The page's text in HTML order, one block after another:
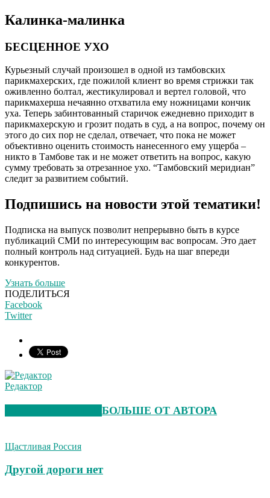
Калинка-малинка
БЕСЦЕННОЕ УХО
Курьезный случай произошел в одной из тамбовских
парикмахерских, где пожилой клиент во время стрижки так
оживленно болтал, жестикулировал и вертел головой, что
парикмахерша нечаянно отхватила ему ножницами кончик
уха. Теперь забинтованный старичок ежедневно приходит в
парикмахерскую и грозит подать в суд, а на вопрос, почему он
этого до сих пор не сделал, отвечает, что пока не может
объективно оценить стоимость нанесенного ему ущерба –
никто в Тамбове так и не может ответить на вопрос, какую
сумму требовать за отрезанное ухо. “Тамбовский меридиан”
следит за развитием событий.
Подпишись на новости этой тематики!
Подписка на выпуск позволит непрерывно быть в курсе
публикаций СМИ по интересующим вас вопросам. Это дает
полный контроль над ситуацией. Будь на шаг впереди
конкурентов.
Узнать больше
ПОДЕЛИТЬСЯ
Facebook
Twitter
Редактор
БОЛЬШЕ ОТ АВТОРА
Щастливая Россия
Другой дороги нет